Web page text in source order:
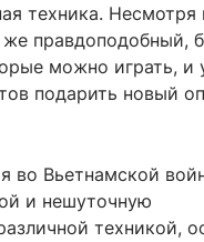
техника. Несмотря
же правдоподобный,
можно играть, и
подарить новый
во Вьетнамской
и нешуточную
техникой,